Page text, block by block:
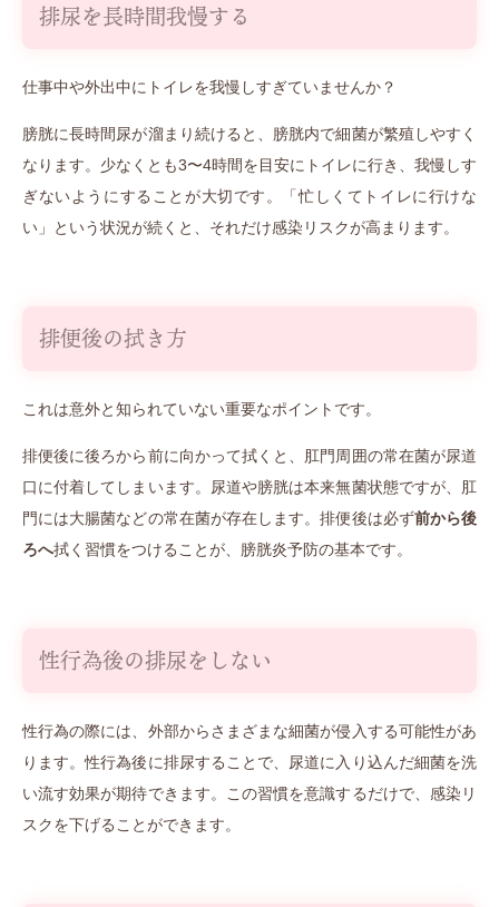
排尿を長時間我慢する
仕事中や外出中にトイレを我慢しすぎていませんか？
膀胱に長時間尿が溜まり続けると、膀胱内で細菌が繁殖しやすく
なります。少なくとも3〜4時間を目安にトイレに行き、我慢しす
ぎないようにすることが大切です。「忙しくてトイレに行けな
い」という状況が続くと、それだけ感染リスクが高まります。
排便後の拭き方
これは意外と知られていない重要なポイントです。
排便後に後ろから前に向かって拭くと、肛門周囲の常在菌が尿道
口に付着してしまいます。尿道や膀胱は本来無菌状態ですが、肛
門には大腸菌などの常在菌が存在します。排便後は必ず前から後
ろへ拭く習慣をつけることが、膀胱炎予防の基本です。
性行為後の排尿をしない
性行為の際には、外部からさまざまな細菌が侵入する可能性があ
ります。性行為後に排尿することで、尿道に入り込んだ細菌を洗
い流す効果が期待できます。この習慣を意識するだけで、感染リ
スクを下げることができます。